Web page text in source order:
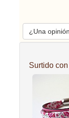
¿Una
Surtido